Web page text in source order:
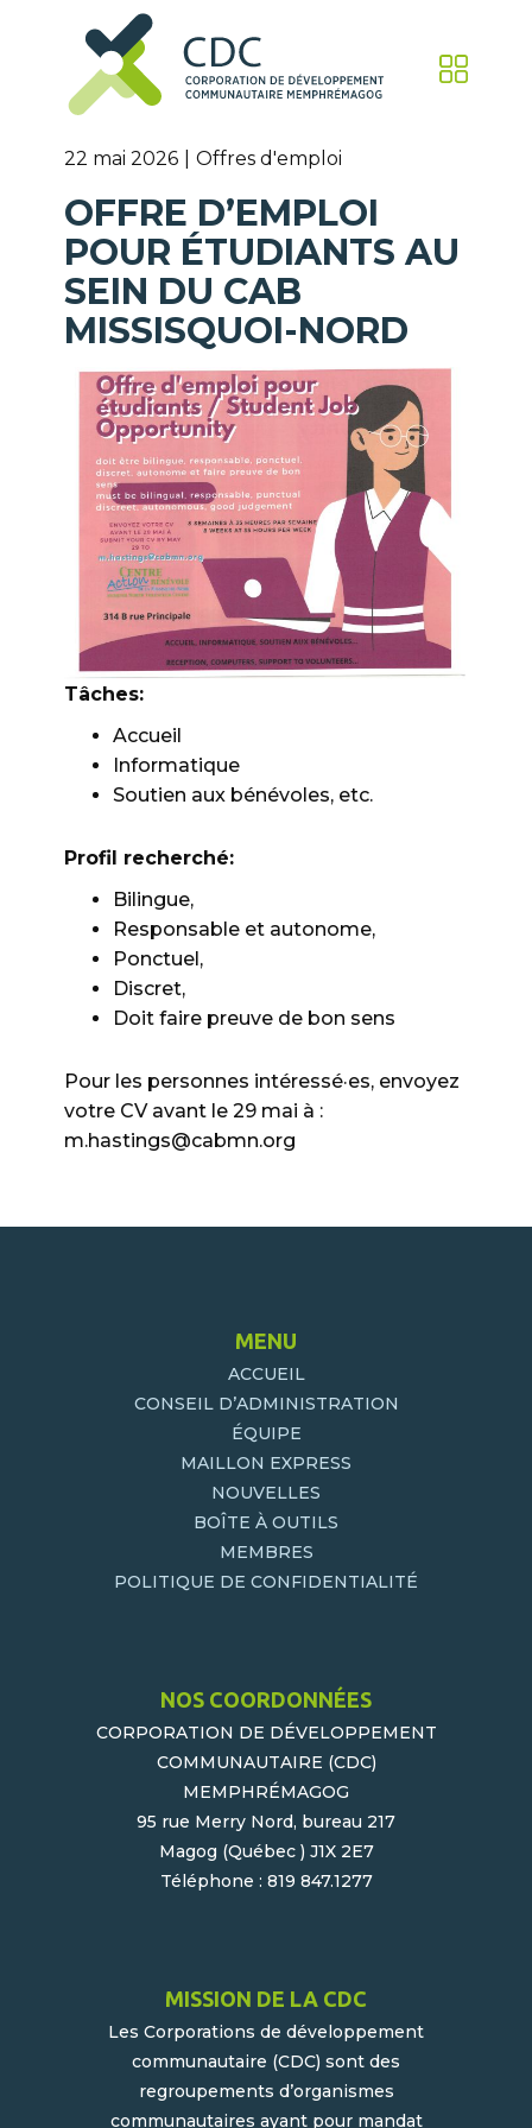
22 mai 2026 Offres d'emploi
OFFRE D’EMPLOI
POUR ÉTUDIANTS AU
SEIN DU CAB
MISSISQUOI-NORD
Tâches:
Accueil
Informatique
Soutien aux bénévoles, etc.
Profil recherché:
Bilingue,
Responsable et autonome,
Ponctuel,
Discret,
Doit faire preuve de bon sens
Pour les personnes intéressé·es, envoyez
votre CV avant le 29 mai à :
m.hastings@cabmn.org
MENU
ACCUEIL
CONSEIL D’ADMINISTRATION
ÉQUIPE
MAILLON EXPRESS
NOUVELLES
BOÎTE À OUTILS
MEMBRES
POLITIQUE DE CONFIDENTIALITÉ
NOS COORDONNÉES
CORPORATION DE DÉVELOPPEMENT
COMMUNAUTAIRE (CDC)
MEMPHRÉMAGOG
95 rue Merry Nord, bureau 217
Magog (Québec ) J1X 2E7
Téléphone : 819 847.1277
MISSION DE LA CDC
Les Corporations de développement
communautaire (CDC) sont des
regroupements d’organismes
communautaires ayant pour mandat